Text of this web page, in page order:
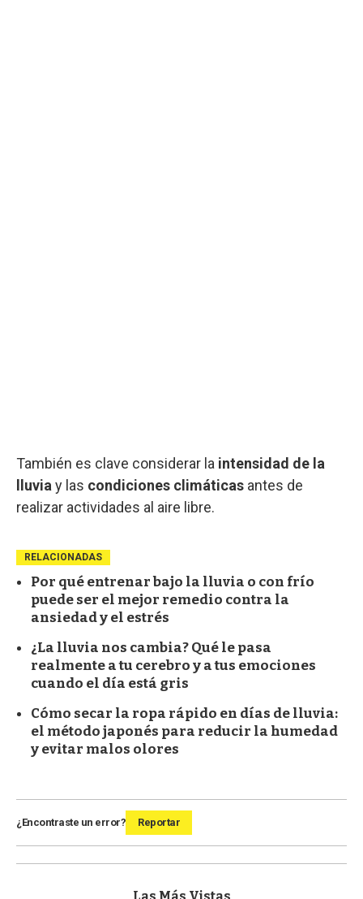
También es clave considerar la intensidad de la
lluviay las condiciones climáticas antes de
realizar actividades al aire libre.
RELACIONADAS
Por qué entrenar bajo la lluvia o con frío
puede ser el mejor remedio contra la
ansiedad y el estrés
¿La lluvia nos cambia? Qué le pasa
realmente a tu cerebro y a tus emociones
cuando el día está gris
Cómo secar la ropa rápido en días de lluvia:
el método japonés para reducir la humedad
y evitar malos olores
¿Encontraste un error? Reportar